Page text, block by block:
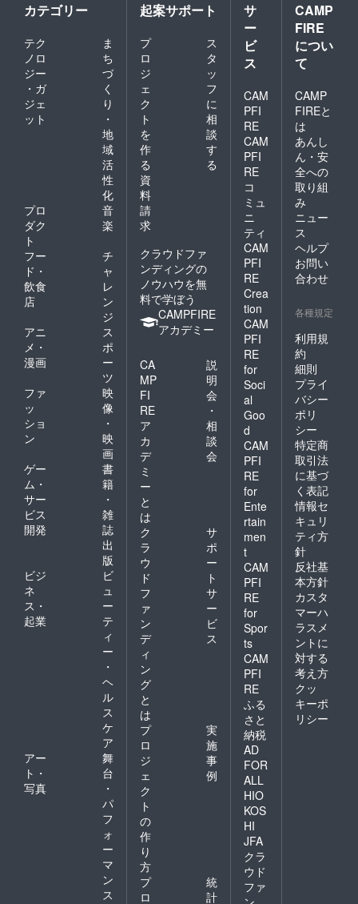
カテゴリー
テク
ノロ
ジー
・ガ
ジェ
ット
ま
ち
づ
く
り
・
地
域
活
性
化
プロ
ダク
ト
音
楽
フー
ド・
飲食
店
チ
ャ
レ
ン
ジ
アニ
メ・
漫画
ス
ポ
ー
ツ
ファ
ッ
ショ
ン
映
像
・
映
画
ゲー
ム・
サー
ビス
開発
書
籍
・
雑
誌
出
版
ビジ
ネ
ス・
起業
ビ
ュ
ー
テ
ィ
ー
・
ヘ
ル
ス
ケ
ア
アー
ト・
写真
舞
台
・
パ
フ
ォ
ー
マ
ン
ス
起案サポート
プ
ロ
ジ
ェ
ク
ト
を
作
る
ス
タ
ッ
フ
に
相
談
す
る
資
料
請
求
クラウドファ
ンディングの
ノウハウを無
料で学ぼう
CAMPFIRE
アカデミー
CA
MP
FI
RE
ア
カ
デ
ミ
ー
と
は
説
明
会
・
相
談
会
ク
ラ
ウ
ド
フ
ァ
ン
デ
ィ
ン
グ
と
は
サ
ポ
ー
ト
サ
ー
ビ
ス
プ
ロ
ジ
ェ
ク
ト
の
作
り
方
実
施
事
例
プ
ロ
統
計
サ
ー
ビ
ス
CAM
PFI
RE
CAM
PFI
RE
コ
ミュ
ニ
ティ
CAM
PFI
RE
Crea
tion
CAM
PFI
RE
for
Soci
al
Goo
d
CAM
PFI
RE
for
Ente
rtain
men
t
CAM
PFI
RE
for
Spor
ts
CAM
PFI
RE
ふる
さと
納税
AD
FOR
ALL
HIO
KOS
HI
JFA
クラ
ウド
ファ
CAMP
FIRE
につい
て
CAMP
FIREと
は
あんし
ん・安
全への
取り組
み
ニュー
ス
ヘルプ
お問い
合わせ
各種規定
利用規
約
細則
プライ
バシー
ポリ
シー
特定商
取引法
に基づ
く表記
情報セ
キュリ
ティ方
針
反社基
本方針
カスタ
マーハ
ラスメ
ントに
対する
考え方
クッ
キーポ
リシー